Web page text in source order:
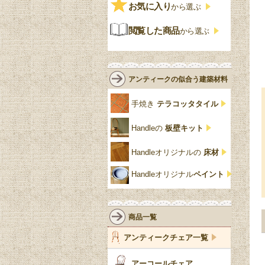
クローゼット
鏡台
花台
仏壇おしゃれ
靴箱収納
スリッパ収納
壁掛け家具
パーテーション・間
仕切り
エリザベス様式
ジャコビアン
ロココ様式
ミッドセンチュリー
アールデコ
白・ホワイト
黒・ブラック
雷文
ビーディング
リネンフォールド
ルネット
アカンサス
パイクラスト
脚のモチーフ一覧
ターニングレッグ
バルボスレッグ
ボビンターニング
ローズウッド材
サテンウッド材
ロイドルーム
コントワールドファミー
ユ
ジェニファーテイラー
チェスターフィールド
リリパットレーン
アングルポイズ
ウォーカー＆ホール
お気に入りから選ぶ
閲覧した商品から選ぶ
アンティークの似合う建築材料
手焼き テラコッタタイル
Handleの 板壁キット
Handleオリジナルの 床材
Handleオリジナルペイント
商品一覧
アンティークチェア一覧